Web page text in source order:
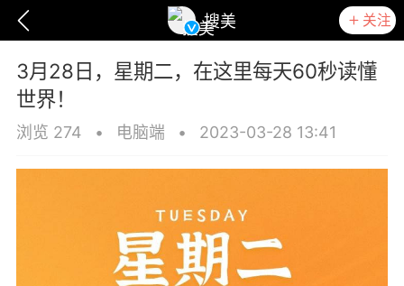
搜美 关注
3月28日，星期二，在这里每天60秒读懂
世界！
浏览 274 • 电脑端 • 2023-03-28 13:41